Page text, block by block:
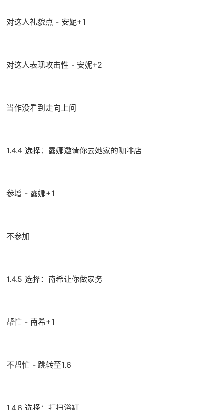
对这人礼貌点 - 安妮+1
对这人表现攻击性 - 安妮+2
当作没看到走向上问
1.4.4 选择：露娜邀请你去她家的咖啡店
参增 - 露娜+1
不参加
1.4.5 选择：南希让你做家务
帮忙 - 南希+1
不帮忙 - 跳转至1.6
1.4.6 选择：打扫浴缸